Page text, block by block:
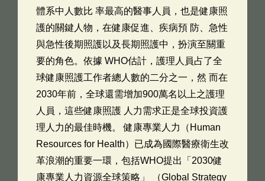
體系中人數比 率最高的醫事人員，也是健康照
護的關鍵人物，在健康促進、疾病預 防、急性
與急性後期照護以及長期照護中，扮演至關重
要的角色。依據 WHO估計，護理人員占了全
球健康照護工作者總人數的二分之一，然 而在
2030年前，全球還需增加900萬名以上之護理
人員，這些健康照護 人力需求正是全球投資護
理人力的最佳時機。 健康專業人力（Human
Resources for Health）已成為國際醫療衛生改
革浪潮的重要一環，包括WHO提出「2030健
康專業人力資源全球策略」 （Global Strategy